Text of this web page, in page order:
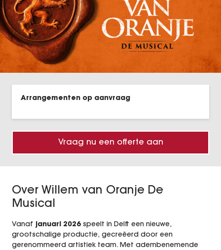
Arrangementen op aanvraag
Vraag nu een offerte aan
Over Willem van Oranje De
Musical
Vanaf januari 2026 speelt in Delft een nieuwe,
grootschalige productie, gecreëerd door een
gerenommeerd artistiek team. Met adembenemende
WEST SIDE STORY
Elisabeth
Malle Babbe De Rob de Nijs Musical
VEGAS Magic
Dinnershow Grandeur
Holiday on Ice - HORIZONS – Feel the city
Soldaat van Oranje